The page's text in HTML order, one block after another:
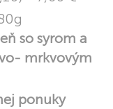
so syrom a
mrkvovým
ponuky